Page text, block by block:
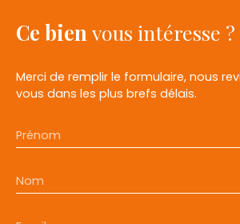
Ce bien vous intéresse ?
Merci de remplir le formulaire, nous
vous dans les plus brefs délais.
Prénom
Nom